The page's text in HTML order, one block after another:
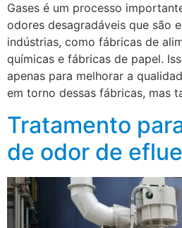
Gases é um processo
odores desagradáveis que são
indústrias, como fábricas de
químicas e fábricas de papel.
apenas para melhorar a
em torno dessas fábricas, mas
Tratamento
de odor de